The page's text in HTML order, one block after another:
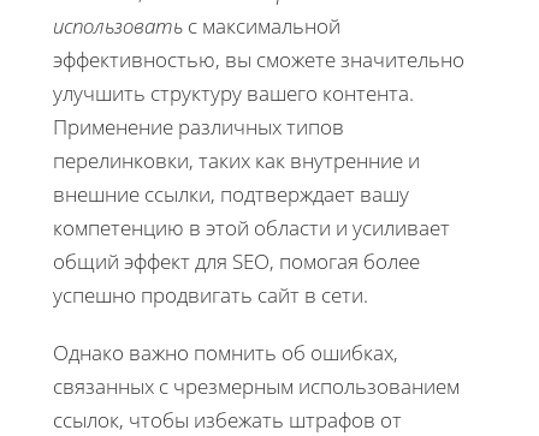
использовать с максимальной
эффективностью, вы сможете значительно
улучшить структуру вашего контента.
Применение различных типов
перелинковки, таких как внутренние и
внешние ссылки, подтверждает вашу
компетенцию в этой области и усиливает
общий эффект для SEO, помогая более
успешно продвигать сайт в сети.
Однако важно помнить об ошибках,
связанных с чрезмерным использованием
ссылок, чтобы избежать штрафов от